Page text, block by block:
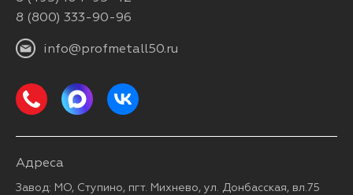
8 (800) 333-90-96
info@profmetall50.ru
Адреса
Завод: МО, Ступино, пгт. Михнево, ул. Донбасская, вл.75